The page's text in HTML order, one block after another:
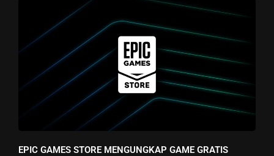
EPIC GAMES STORE MENGUNGKAP GAME GRATIS